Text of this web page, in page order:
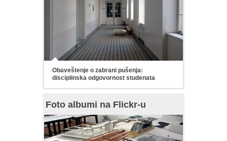
Obaveštenje o zabrani pušenja:
disciplinska odgovornost studenata
Foto albumi na Flickr-u